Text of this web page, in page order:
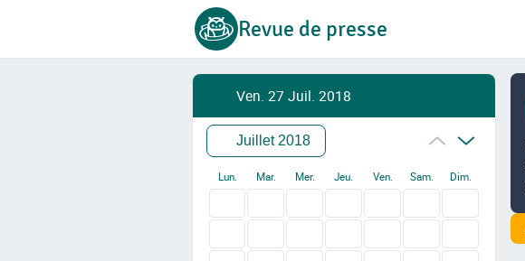
Revue de presse
Ven. 27 Juil. 2018
Juillet 2018
Lun. Mar. Mer. Jeu. Ven. Sam. Dim.